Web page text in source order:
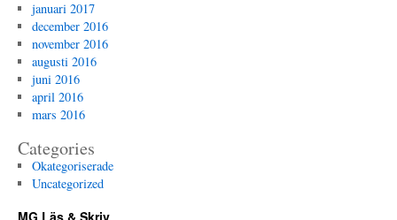
januari 2017
december 2016
november 2016
augusti 2016
juni 2016
april 2016
mars 2016
Categories
Okategoriserade
Uncategorized
MG Läs & Skriv